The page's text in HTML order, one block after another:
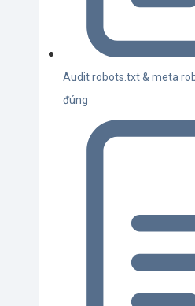
Audit robots.txt & meta
đúng